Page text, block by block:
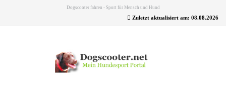
Dogscooter fahren - Sport für Mensch und Hund
Zuletzt aktualisiert am: 08.08.2026